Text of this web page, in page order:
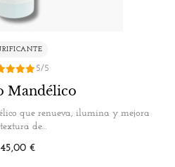
de 5
5/5
Mandélico
que renueva, ilumina y mejora
de…
45,00 €